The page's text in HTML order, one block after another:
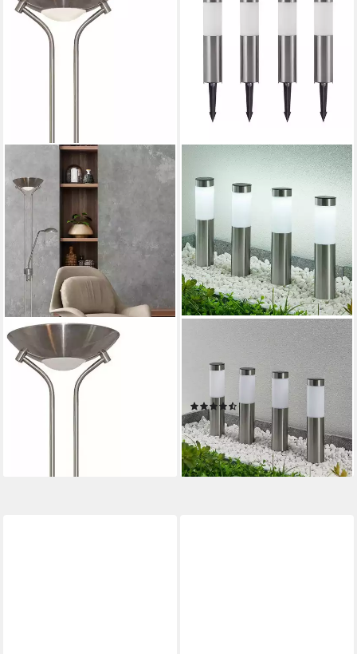
SEARCHLIGHT
Stehlampe Mother and Child
Stehleuchte - Satin, Silber &
Glas, ohne Leuchtmittel
109,60 €
Außen-Stehlampe Sirita, LED,
Edelstahl Alu tageslicht IP44,
1 x 0,2 W LED, tageslicht
(3)
36,71 € UVP69,90 €
-47%
lieferbar - in 2-3 Werktagen bei dir